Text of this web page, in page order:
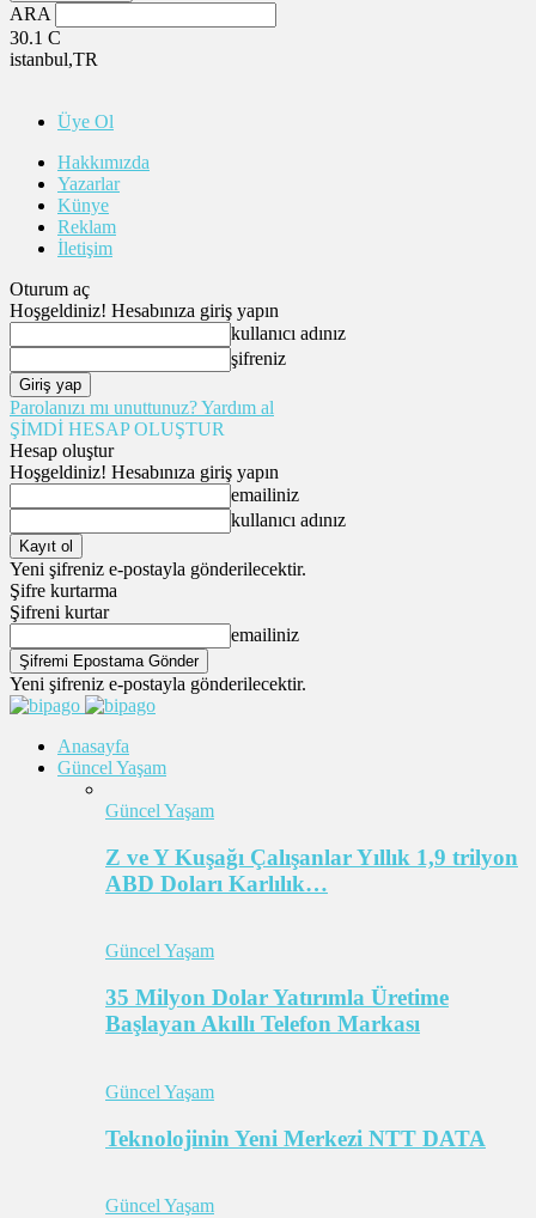
ARA
30.1 C
istanbul,TR
Üye Ol
Hakkımızda
Yazarlar
Künye
Reklam
İletişim
Oturum aç
Hoşgeldiniz! Hesabınıza giriş yapın
kullanıcı adınız
şifreniz
Parolanızı mı unuttunuz? Yardım al
ŞİMDİ HESAP OLUŞTUR
Hesap oluştur
Hoşgeldiniz! Hesabınıza giriş yapın
emailiniz
kullanıcı adınız
Yeni şifreniz e-postayla gönderilecektir.
Şifre kurtarma
Şifreni kurtar
emailiniz
Yeni şifreniz e-postayla gönderilecektir.
Anasayfa
Güncel Yaşam
Güncel Yaşam
Z ve Y Kuşağı Çalışanlar Yıllık 1,9 trilyon
ABD Doları Karlılık…
Güncel Yaşam
35 Milyon Dolar Yatırımla Üretime
Başlayan Akıllı Telefon Markası
Güncel Yaşam
Teknolojinin Yeni Merkezi NTT DATA
Güncel Yaşam